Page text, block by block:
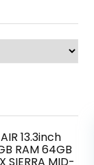
13.3inch
RAM 64GB